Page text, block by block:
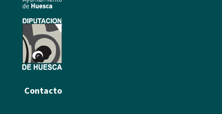
Contacto